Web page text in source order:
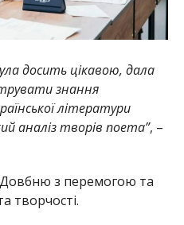
досить цікавою, дала
знання
літератури
аналіз творів поета”, –
Довбню з перемогою та
творчості.